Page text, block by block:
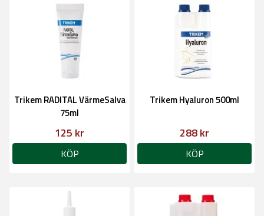
Trikem RADITAL VärmeSalva
75ml
125 kr
KÖP
Trikem Hyaluron 500ml
288 kr
KÖP